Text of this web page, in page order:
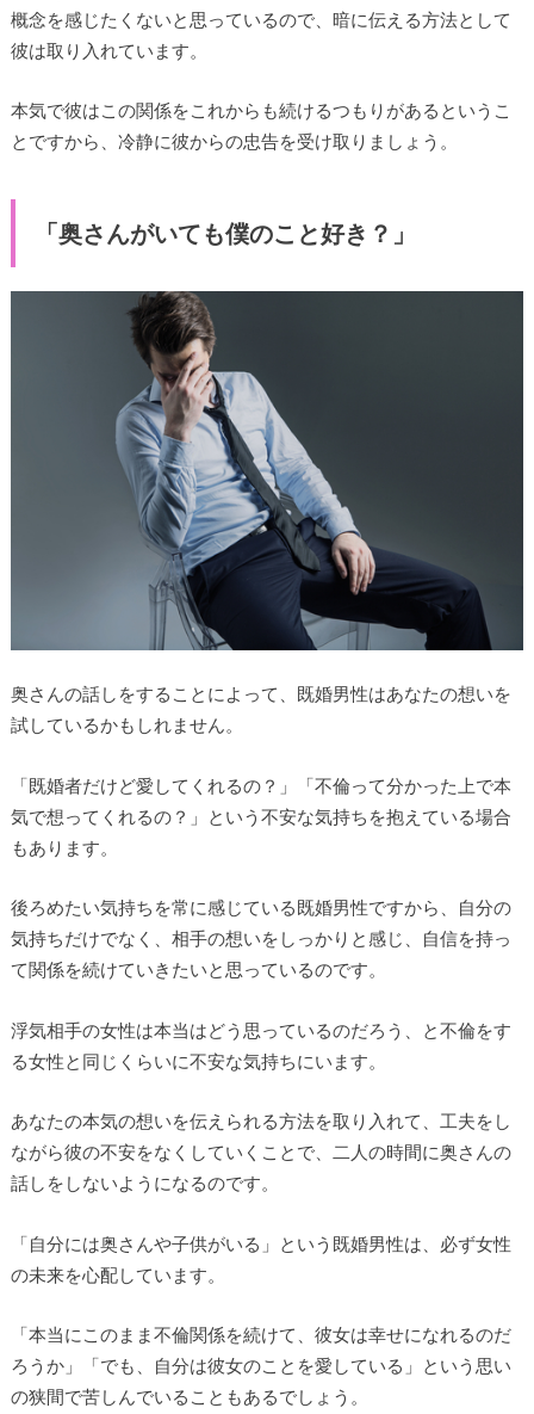
概念を感じたくないと思っているので、暗に伝える方法として
彼は取り入れています。
本気で彼はこの関係をこれからも続けるつもりがあるというこ
とですから、冷静に彼からの忠告を受け取りましょう。
「奥さんがいても僕のこと好き？」
奥さんの話しをすることによって、既婚男性はあなたの想いを
試しているかもしれません。
「既婚者だけど愛してくれるの？」「不倫って分かった上で本
気で想ってくれるの？」という不安な気持ちを抱えている場合
もあります。
後ろめたい気持ちを常に感じている既婚男性ですから、自分の
気持ちだけでなく、相手の想いをしっかりと感じ、自信を持っ
て関係を続けていきたいと思っているのです。
浮気相手の女性は本当はどう思っているのだろう、と不倫をす
る女性と同じくらいに不安な気持ちにいます。
あなたの本気の想いを伝えられる方法を取り入れて、工夫をし
ながら彼の不安をなくしていくことで、二人の時間に奥さんの
話しをしないようになるのです。
「自分には奥さんや子供がいる」という既婚男性は、必ず女性
の未来を心配しています。
「本当にこのまま不倫関係を続けて、彼女は幸せになれるのだ
ろうか」「でも、自分は彼女のことを愛している」という思い
の狭間で苦しんでいることもあるでしょう。